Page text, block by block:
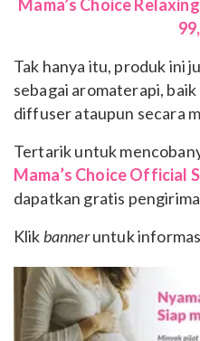
Mama’s Choice
Tak hanya itu, produk ini
sebagai aromaterapi,
diffuser ataupun secara
Tertarik untuk
Mama’s Choice Official
dapatkan gratis
Klikbanneruntuk